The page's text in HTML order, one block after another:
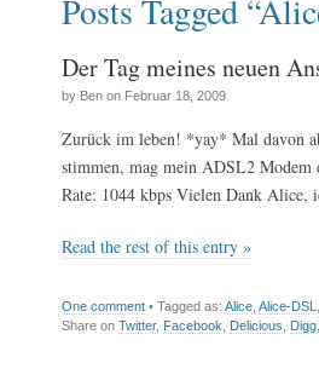
Posts Tagged
Der Tag meines neuen
by Ben on Februar 18, 2009
Zurück im leben! *yay* Mal davon
stimmen, mag mein ADSL2 Modem
Rate: 1044 kbps Vielen Dank
Read the rest of this entry »
One comment • Tagged as: Alice Alice-DSL
Share on Twitter, Facebook Delicious Digg